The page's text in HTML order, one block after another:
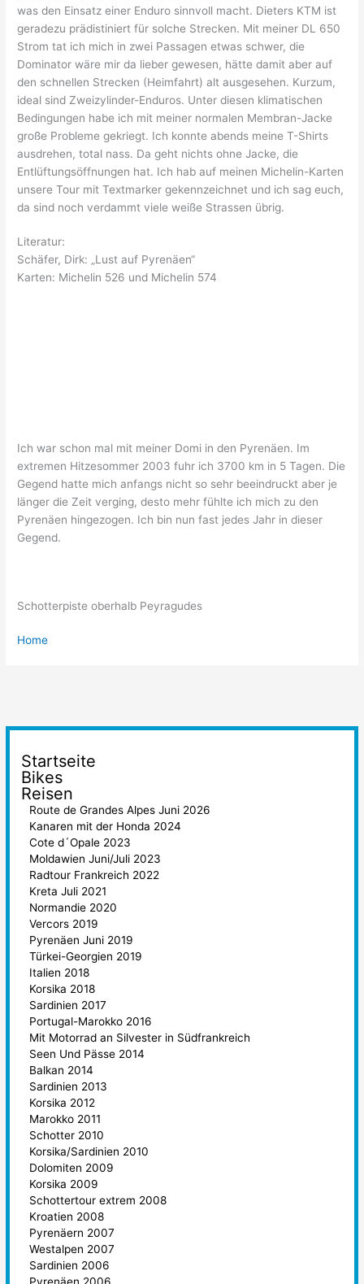
Startseite
Bikes
Reisen
Route de Grandes Alpes Juni 2026
Kanaren mit der Honda 2024
Cote d´Opale 2023
Moldawien Juni/Juli 2023
Radtour Frankreich 2022
Kreta Juli 2021
Normandie 2020
Vercors 2019
Pyrenäen Juni 2019
Türkei-Georgien 2019
Italien 2018
Korsika 2018
Sardinien 2017
Portugal-Marokko 2016
Mit Motorrad an Silvester in Südfrankreich
Seen Und Pässe 2014
Balkan 2014
Sardinien 2013
Korsika 2012
Marokko 2011
Schotter 2010
Korsika/Sardinien 2010
Dolomiten 2009
Korsika 2009
Schottertour extrem 2008
Kroatien 2008
Pyrenäern 2007
Westalpen 2007
Sardinien 2006
was den Einsatz einer Enduro sinnvoll macht. Dieters KTM ist
geradezu prädistiniert für solche Strecken. Mit meiner DL 650
Strom tat ich mich in zwei Passagen etwas schwer, die
Dominator wäre mir da lieber gewesen, hätte damit aber auf
den schnellen Strecken (Heimfahrt) alt ausgesehen. Kurzum,
ideal sind Zweizylinder-Enduros. Unter diesen klimatischen
Bedingungen habe ich mit meiner normalen Membran-Jacke
große Probleme gekriegt. Ich konnte abends meine T-Shirts
ausdrehen, total nass. Da geht nichts ohne Jacke, die
Entlüftungsöffnungen hat. Ich hab auf meinen Michelin-Karten
unsere Tour mit Textmarker gekennzeichnet und ich sag euch,
da sind noch verdammt viele weiße Strassen übrig.
Literatur:
Schäfer, Dirk: „Lust auf Pyrenäen“
Karten: Michelin 526 und Michelin 574
Ich war schon mal mit meiner Domi in den Pyrenäen. Im
extremen Hitzesommer 2003 fuhr ich 3700 km in 5 Tagen. Die
Gegend hatte mich anfangs nicht so sehr beeindruckt aber je
länger die Zeit verging, desto mehr fühlte ich mich zu den
Pyrenäen hingezogen. Ich bin nun fast jedes Jahr in dieser
Gegend.
Schotterpiste oberhalb Peyragudes
Home